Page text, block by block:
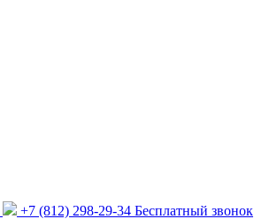
+7 (812) 298-29-34 Бесплатный звонок